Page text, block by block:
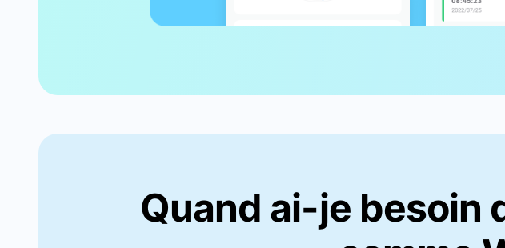
Quand ai-je besoin